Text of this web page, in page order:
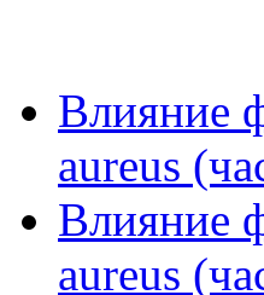
Влияние
aureus
Влияние
aureus